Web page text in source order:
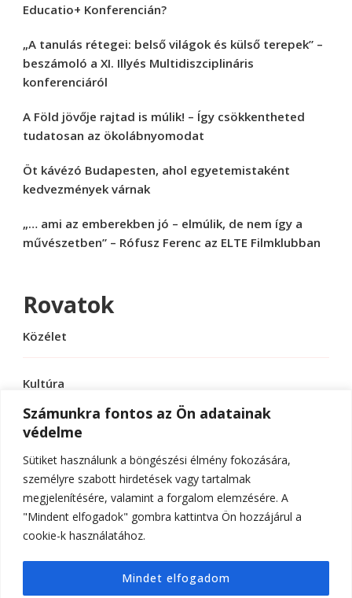
Számunkra fontos az Ön adatainak
védelme
Sütiket használunk a böngészési élmény fokozására,
személyre szabott hirdetések vagy tartalmak
megjelenítésére, valamint a forgalom elemzésére. A
"Mindent elfogadok" gombra kattintva Ön hozzájárul a
cookie-k használatához.
Mindet elfogadom
Educatio+ Konferencián?
„A tanulás rétegei: belső világok és külső terepek” –
beszámoló a XI. Illyés Multidiszciplináris
konferenciáról
A Föld jövője rajtad is múlik! – Így csökkentheted
tudatosan az ökolábnyomodat
Öt kávézó Budapesten, ahol egyetemistaként
kedvezmények várnak
„… ami az emberekben jó – elmúlik, de nem így a
művészetben” – Rófusz Ferenc az ELTE Filmklubban
Rovatok
Közélet
Kultúra
Sport
Tudomány
© Szerzői jog 2026ELTE Online
fenntartva.Hello Fashion | FejlesztetteBlossom